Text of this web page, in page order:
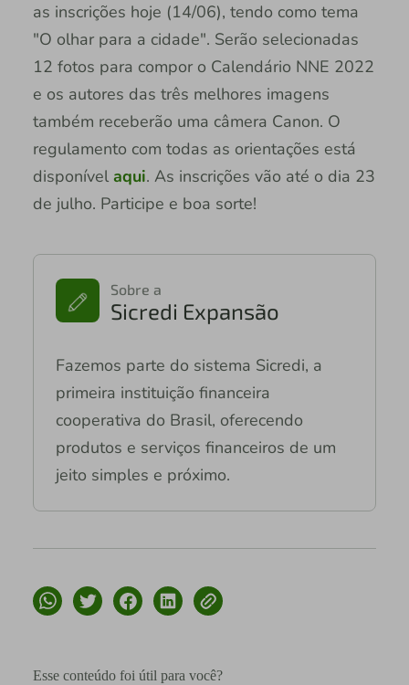
as inscrições hoje (14/06), tendo como tema
"O olhar para a cidade". Serão selecionadas
12 fotos para compor o Calendário NNE 2022
e os autores das três melhores imagens
também receberão uma câmera Canon. O
regulamento com todas as orientações está
disponível aqui. As inscrições vão até o dia 23
de julho. Participe e boa sorte!
Sobre a
Sicredi Expansão
Fazemos parte do sistema Sicredi, a
primeira instituição financeira
cooperativa do Brasil, oferecendo
produtos e serviços financeiros de um
jeito simples e próximo.
Esse conteúdo foi útil para você?